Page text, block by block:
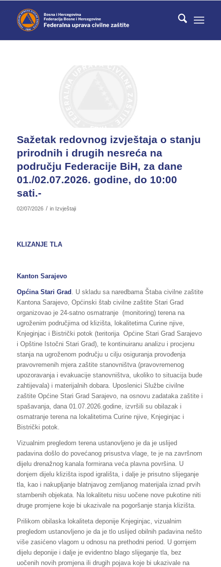
Sažetak redovnog izvještaja o stanju
prirodnih i drugih nesreća na
području Federacije BiH, za dane
01./02.07.2026. godine, do 10:00
sati.-
02/07/2026 / in Izvještaji
KLIZANJE TLA
Kanton Sarajevo
Općina Stari Grad
. U skladu sa naredbama Štaba civilne zaštite
Kantona Sarajevo, Općinski štab civilne zaštite Stari Grad
organizovao je 24-satno osmatranje (monitoring) terena na
ugroženim područjima od klizišta, lokalitetima Curine njive,
Knjeginjac i Bistrički potok (teritorija Općine Stari Grad Sarajevo
i Opštine Istočni Stari Grad), te kontinuiranu analizu i procjenu
stanja na ugroženom području u cilju osiguranja provođenja
pravovremenih mjera zaštite stanovništva (pravovremenog
upozoravanja i evakuacije stanovništva, ukoliko to situacija bude
zahtijevala) i materijalnih dobara. Uposlenici Službe civilne
zaštite Općine Stari Grad Sarajevo, na osnovu zadataka zaštite i
spašavanja, dana 01.07.2026.godine, izvršili su obilazak i
osmatranje terena na lokalitetima Curine njive, Knjeginjac i
Bistrički potok.
Vizualnim pregledom terena ustanovljeno je da je uslijed
padavina došlo do povećanog prisustva vlage, te je na završnom
dijelu drenažnog kanala formirana veća plavna površina. U
donjem dijelu klizišta ispod igrališta, i dalje je prisutno slijeganje
tla, kao i nakupljanje blatnjavog zemljanog materijala iznad prvih
stambenih objekata. Na lokalitetu nisu uočene nove pukotine niti
druge promjene koje bi ukazivale na pogoršanje stanja klizišta.
Prilikom obilaska lokaliteta deponije Knjeginjac, vizualnim
pregledom ustanovljeno je da je tlo uslijed obilnih padavina nešto
više zasićeno vlagom u odnosu na prethodni period. U gornjem
dijelu deponije i dalje je evidentno blago slijeganje tla, bez
uočenih novih promjena ili drugih pojava koje bi ukazivale na